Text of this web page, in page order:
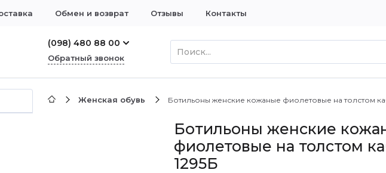
Обмен и возврат Отзывы Контакты
(098) 480 88 00
Обратный звонок
Женская обувь Ботильоны женские кожаные фиолетовые на толстом
Ботильоны женские
фиолетовые на толстом
1295Б